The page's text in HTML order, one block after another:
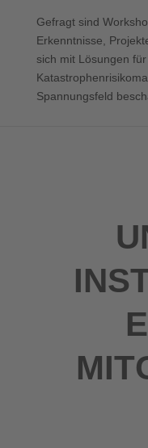
Gefragt sind
Erkenntnisse,
sich mit Lösungen
Spannungsfeld